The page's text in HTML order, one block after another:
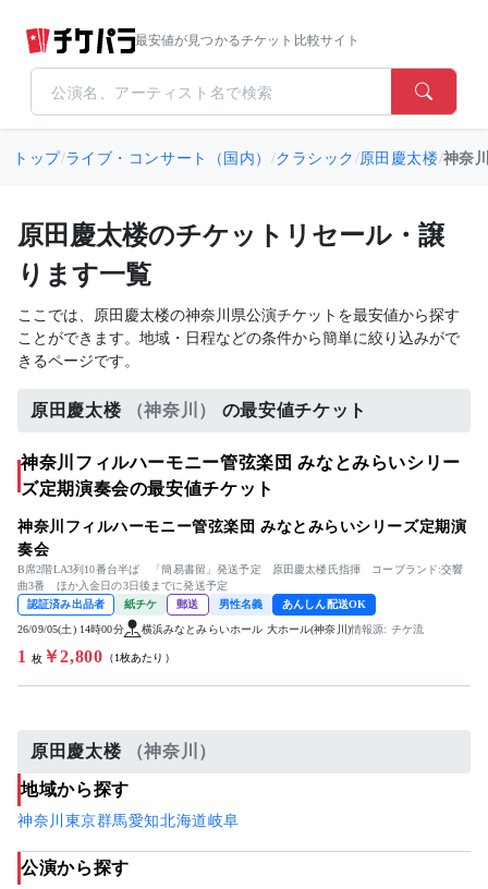
最安値が見つかるチケット比較サイト
トップ/ライブ・コンサート（国内） /クラシック /原田慶太楼/神奈
原田慶太楼のチケットリセール・譲
ります一覧
ここでは、原田慶太楼の神奈川県公演チケットを最安値から探す
ことができます。地域・日程などの条件から簡単に絞り込みがで
きるページです。
原田慶太楼 （神奈川） の最安値チケット
神奈川フィルハーモニー管弦楽団 みなとみらいシリー
ズ定期演奏会の最安値チケット
神奈川フィルハーモニー管弦楽団 みなとみらいシリーズ定期演
奏会
B席2階LA3列10番台半ば 「簡易書留」発送予定 原田慶太楼氏指揮 コープランド:交響
曲3番 ほか入金日の3日後までに発送予定
認証済み出品者
紙チケ 郵送 男性名義 あんしん配送OK
26/09/05(土) 14時00分 横浜みなとみらいホール 大ホール(神奈川)情報源: チケ流
1 枚￥2,800 （1枚あたり）
原田慶太楼 （神奈川）
地域から探す
神奈川 東京群馬愛知北海道岐阜
公演から探す